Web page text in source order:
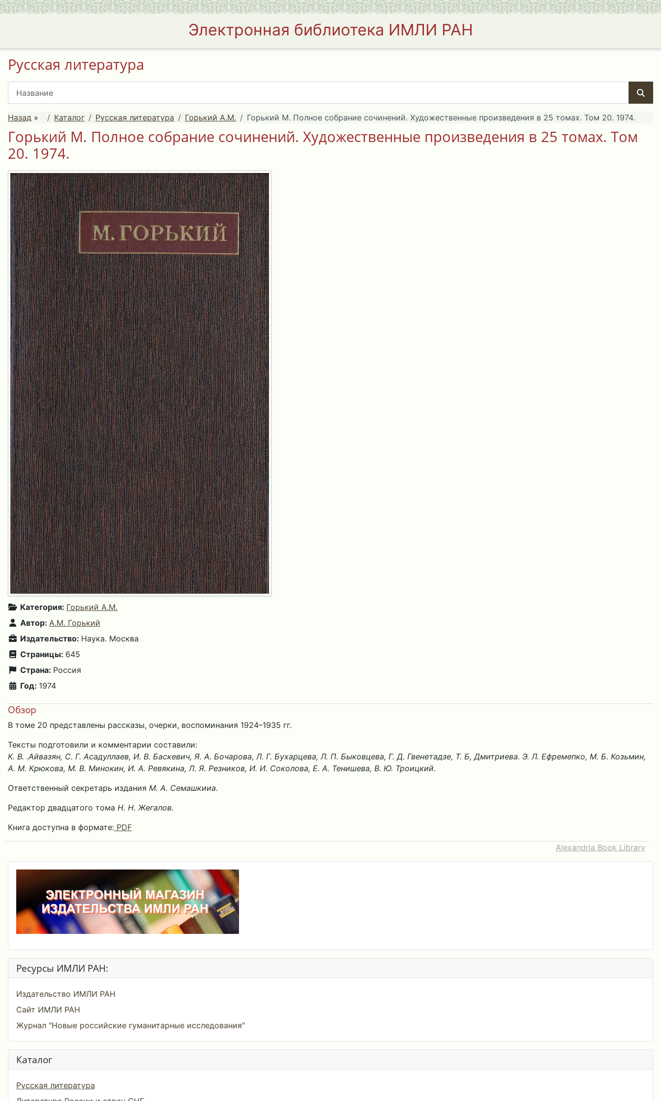
Электронная библиотека ИМЛИ РАН
Русская литература
Назад » Каталог Русская литература Горький А.М. Горький М. Полное собрание сочинений. Художественные произведения в 25 томах. Том 20. 1974.
Горький М. Полное собрание сочинений. Художественные произведения в 25 томах. Том
20. 1974.
Категория: Горький А.М.
Автор: А.М. Горький
Издательство: Наука. Москва
Страницы: 645
Страна: Россия
Год: 1974
Обзор
В томе 20 представлены рассказы, очерки, воспоминания 1924–1935 гг.
Тексты подготовили и комментарии составили:
К. В. .Айвазян, С. Г. Асадуллаев, И. В. Баскевич, Я. А. Бочарова, Л. Г. Бухарцева, Л. П. Быковцева, Г. Д. Гвенетадзе, Т. Б, Дмитриева. Э. Л. Ефремепко, М. Б. Козьмин,
А. М. Крюкова, М. В. Минокин, И. А. Ревякина, Л. Я. Резников, И. И. Соколова, Е. А. Тенишева, В. Ю. Троицкий.
Ответственный секретарь издания М. А. Семашкииа.
Редактор двадцатого тома Н. Н. Жегалов.
Книга доступна в формате: PDF
Alexandria Book Library
Ресурсы ИМЛИ РАН:
Издательство ИМЛИ РАН
Сайт ИМЛИ РАН
Журнал "Новые российские гуманитарные исследования"
Каталог
Русская литература